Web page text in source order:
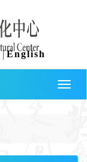
|English